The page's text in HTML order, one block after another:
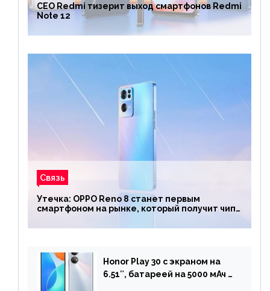
CEO Redmi тизерит выход смартфонов Redmi
Note 12
Связь
Утечка: OPPO Reno 8 станет первым
смартфоном на рынке, который получит чип
Honor Play 30 с экраном на
6.51″, батареей на 5000 мАч и